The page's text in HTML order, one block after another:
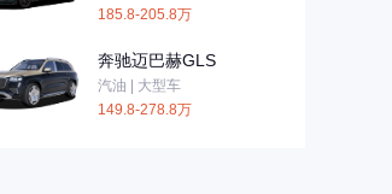
185.8-205.8万
奔驰迈巴赫GLS
汽油 | 大型车
149.8-278.8万